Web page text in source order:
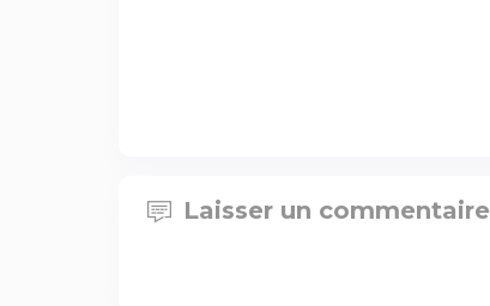
Laisser un commentaire